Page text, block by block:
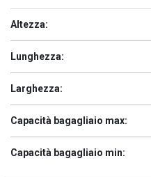
Altezza:
Lunghezza:
Larghezza:
Capacità bagagliaio max:
Capacità bagagliaio min: